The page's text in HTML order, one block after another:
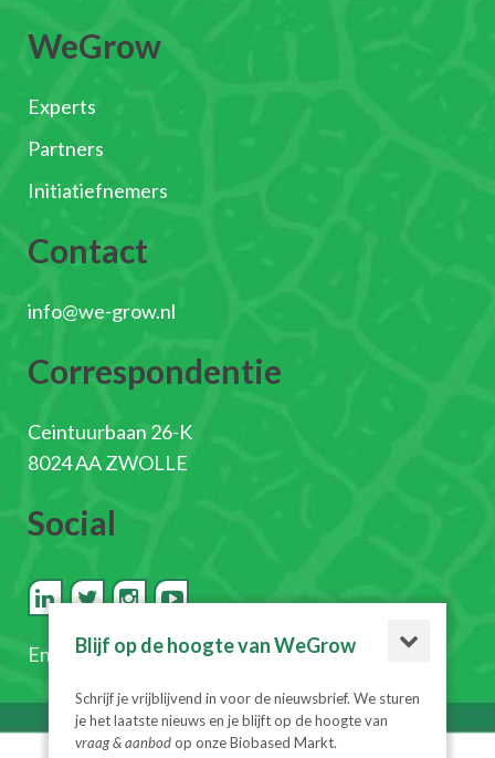
WeGrow
Experts
Partners
Initiatiefnemers
Contact
info@we-grow.nl
Correspondentie
Ceintuurbaan 26-K
8024 AA ZWOLLE
Social
En schrijf je in voor de nieuwsbrief
Blijf op de hoogte van WeGrow
Schrijf je vrijblijvend in voor de nieuwsbrief. We sturen
je het laatste nieuws en je blijft op de hoogte van
vraag & aanbodop onze Biobased Markt.